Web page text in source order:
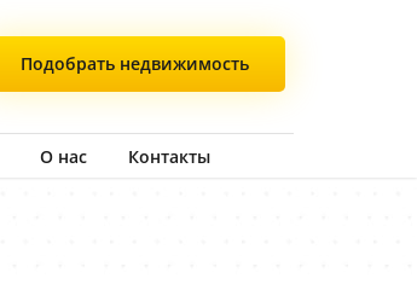
Подобрать недвижимость
О нас Контакты